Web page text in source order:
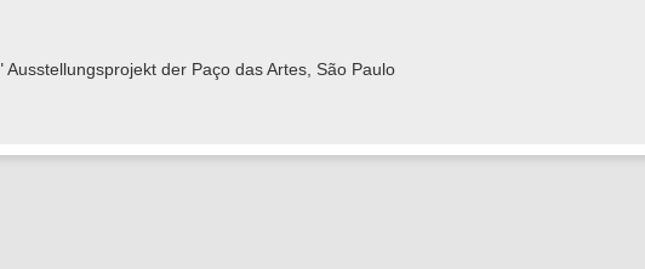
der Paço das Artes, São Paulo